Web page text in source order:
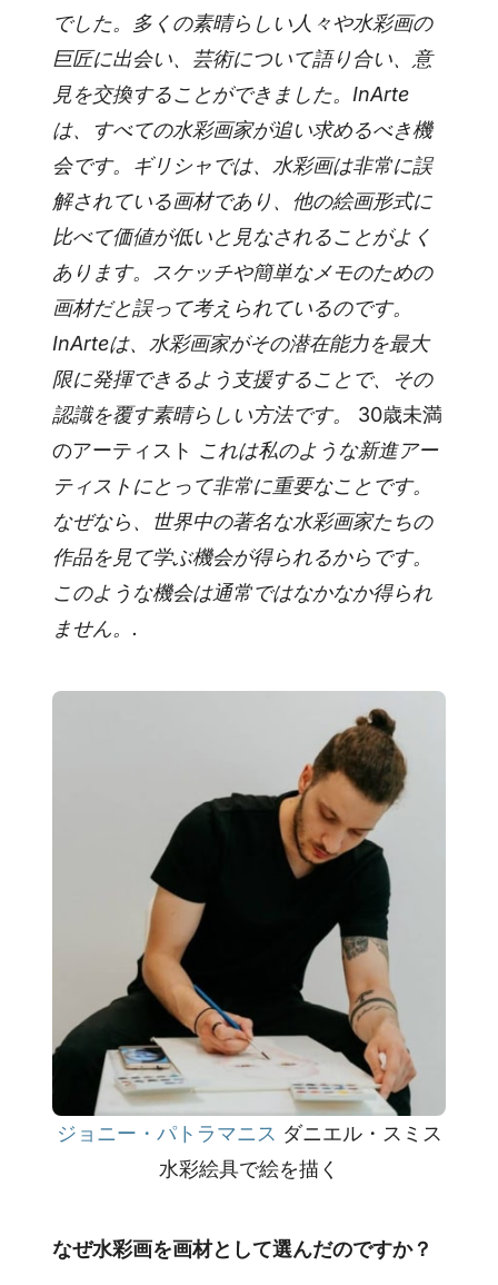
でした。多くの素晴らしい人々や水彩画の
巨匠に出会い、芸術について語り合い、意
見を交換することができました。InArte
は、すべての水彩画家が追い求めるべき機
会です。ギリシャでは、水彩画は非常に誤
解されている画材であり、他の絵画形式に
比べて価値が低いと見なされることがよく
あります。スケッチや簡単なメモのための
画材だと誤って考えられているのです。
InArteは、水彩画家がその潜在能力を最大
限に発揮できるよう支援することで、その
認識を覆す素晴らしい方法です。 30歳未満
のアーティスト これは私のような新進アー
ティストにとって非常に重要なことです。
なぜなら、世界中の著名な水彩画家たちの
作品を見て学ぶ機会が得られるからです。
このような機会は通常ではなかなか得られ
ません。.
ジョニー・パトラマニス ダニエル・スミス
水彩絵具で絵を描く
なぜ水彩画を画材として選んだのですか？